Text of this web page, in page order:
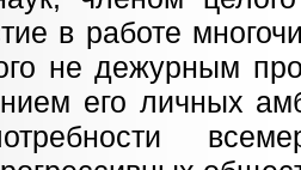
в работе
не дежурным
его личных